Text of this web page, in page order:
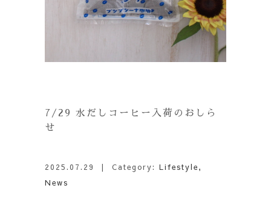
7/29 水だしコーヒー入荷のおしら
せ
2025.07.29 | Category: Lifestyle,
News